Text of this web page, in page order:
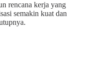
rencana kerja yang
semakin kuat dan